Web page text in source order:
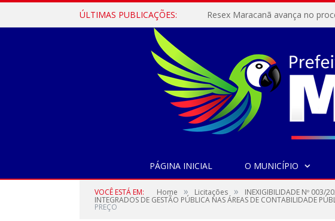
ÚLTIMAS PUBLICAÇÕES:
PÁGINA INICIAL O MUNICÍPIO
VOCÊ ESTÁ EM: Home » Licitações » INEXIGIBILIDADE Nº 003/
INTEGRADOS DE GESTÃO PÚBLICA NAS ÁREAS DE CONTABILIDADE
PREÇO